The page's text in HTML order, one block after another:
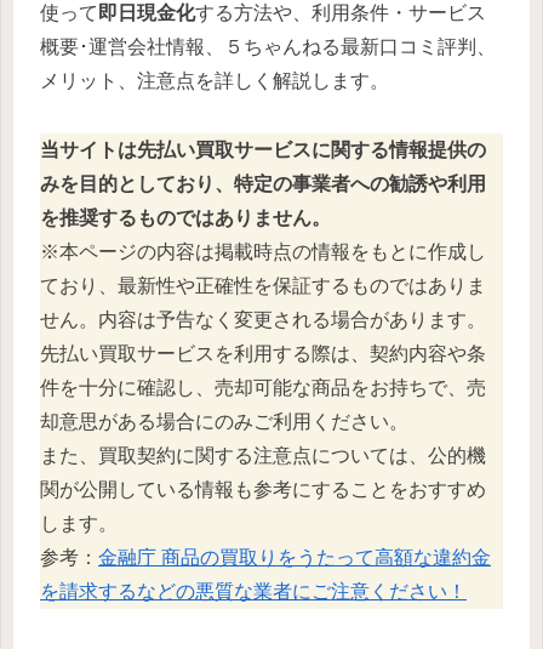
使って 即日現金化する方法や、利用条件・サービス
概要･運営会社情報、５ちゃんねる最新口コミ評判、
メリット、注意点を詳しく解説します。
当サイトは先払い買取サービスに関する情報提供の
みを目的としており、特定の事業者への勧誘や利用
を推奨するものではありません。
※本ページの内容は掲載時点の情報をもとに作成し
ており、最新性や正確性を保証するものではありま
せん。内容は予告なく変更される場合があります。
先払い買取サービスを利用する際は、契約内容や条
件を十分に確認し、売却可能な商品をお持ちで、売
却意思がある場合にのみご利用ください。
また、買取契約に関する注意点については、公的機
関が公開している情報も参考にすることをおすすめ
します。
参考： 金融庁 商品の買取りをうたって高額な違約金
を請求するなどの悪質な業者にご注意ください！